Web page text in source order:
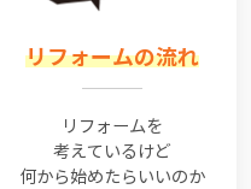
リフォームの流れ
リフォームを
考えているけど
何から始めたらいいのか